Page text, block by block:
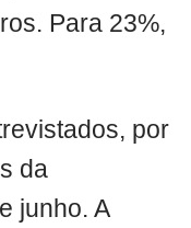
Para 23%,
por
da
junho. A